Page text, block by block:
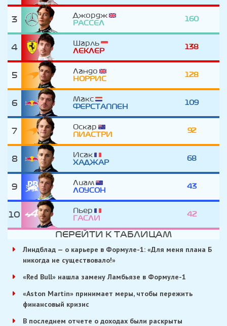
3
Джордж
РАССЕЛ
160
4
Шарль
ЛЕКЛЕР
138
5
Ландо
НОРРИС
128
6
Макс
ФЕРСТАППЕН
109
7
Оскар
ПИАСТРИ
92
8
Исак
ХАДЖАР
68
9
Лиам
ЛОУСОН
43
10
Пьер
ГАСЛИ
42
ПЕРЕЙТИ К ТАБЛИЦАМ
Линдблад — о карьере в Формуле-1: «Для меня плана Б
никогда не существовало!»
«Red Bull» нашла замену Ламбьязе в Формуле-1
«Aston Martin» принимает меры, чтобы пережить
финансовый кризис
В последнем отчете о доходах были раскрыты